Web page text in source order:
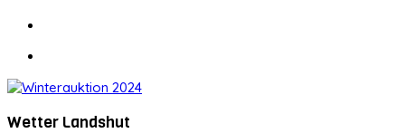
Wetter Landshut